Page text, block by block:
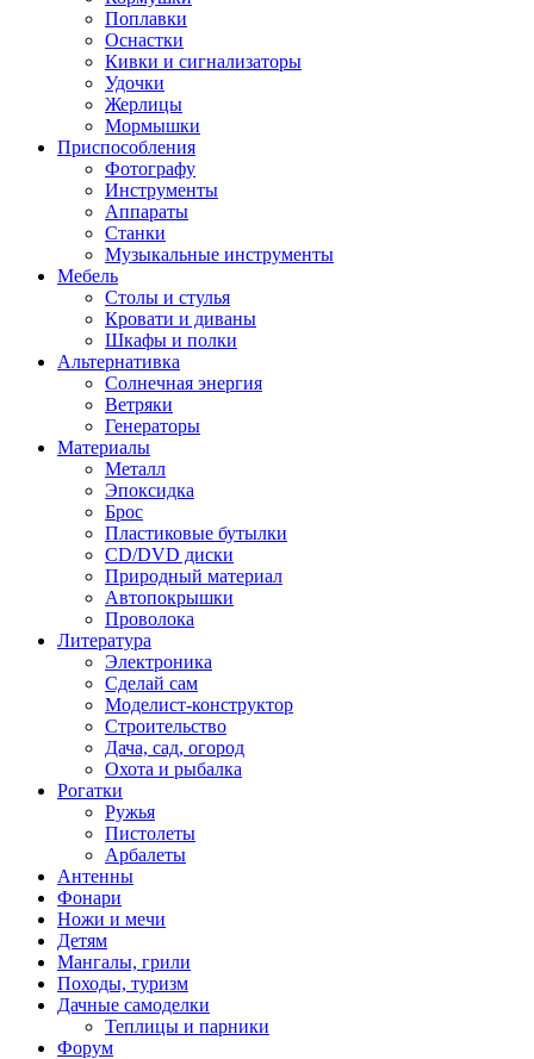
Поплавки
Оснастки
Кивки и сигнализаторы
Удочки
Жерлицы
Мормышки
Приспособления
Фотографу
Инструменты
Аппараты
Станки
Музыкальные инструменты
Мебель
Столы и стулья
Кровати и диваны
Шкафы и полки
Альтернативка
Солнечная энергия
Ветряки
Генераторы
Материалы
Металл
Эпоксидка
Брос
Пластиковые бутылки
CD/DVD диски
Природный материал
Автопокрышки
Проволока
Литература
Электроника
Сделай сам
Моделист-конструктор
Строительство
Дача, сад, огород
Охота и рыбалка
Рогатки
Ружья
Пистолеты
Арбалеты
Антенны
Фонари
Ножи и мечи
Детям
Мангалы, грили
Походы, туризм
Дачные самоделки
Теплицы и парники
Форум